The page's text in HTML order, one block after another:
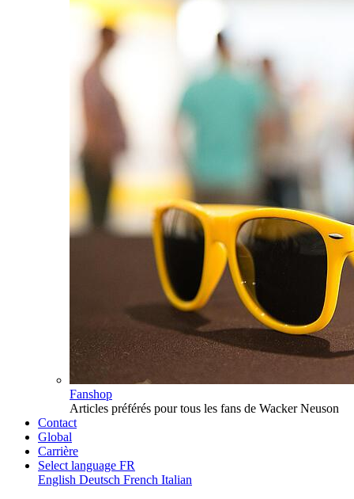
Fanshop
Articles préférés pour tous les fans de Wacker Neuson
Contact
Global
Carrière
Select language FR
English Deutsch French Italian